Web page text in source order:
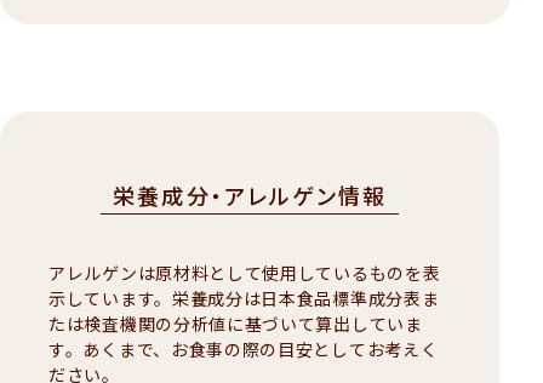
栄養成分・アレルゲン情報
アレルゲンは原材料として使用しているものを表
示しています。栄養成分は日本食品標準成分表ま
たは検査機関の分析値に基づいて算出していま
す。あくまで、お食事の際の目安としてお考えく
ださい。